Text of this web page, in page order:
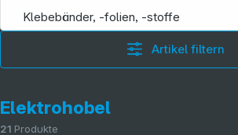
Klebebänder, -folien, -stoffe
Artikel filtern
Elektrohobel
21 Produkte